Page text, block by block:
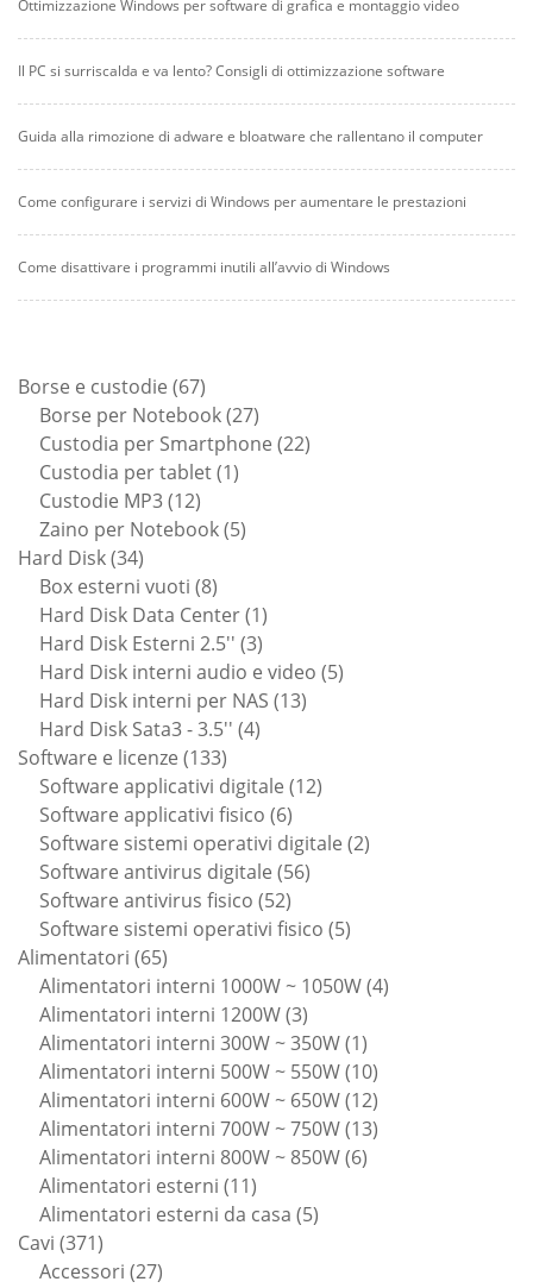
Ottimizzazione Windows per software di grafica e montaggio video
Il PC si surriscalda e va lento? Consigli di ottimizzazione software
Guida alla rimozione di adware e bloatware che rallentano il computer
Come configurare i servizi di Windows per aumentare le prestazioni
Come disattivare i programmi inutili all’avvio di Windows
Borse e custodie 6767
prodotti
Borse per Notebook 2727
prodotti
Custodia per Smartphone 2222
Custodia per tablet 11
Custodie MP3 1212
prodotti
Zaino per Notebook 55
Hard Disk 3434
prodotti
Box esterni vuoti 88
prodotti
Hard Disk Data Center 11
prodotto
Hard Disk Esterni 2.5'' 33
prodotti
Hard Disk interni audio e video 55
Hard Disk interni per NAS 1313
Hard Disk Sata3 - 3.5'' 44
Software e licenze 133133
prodotti
Software applicativi digitale 1212
Software applicativi fisico 66
prodotti
Software sistemi operativi digitale 22
Software antivirus digitale 5656
Software antivirus fisico 5252
prodotti
Software sistemi operativi fisico 55
Alimentatori 6565
prodotti
Alimentatori interni 1000W ~ 1050W 44
Alimentatori interni 1200W 33
prodotti
Alimentatori interni 300W ~ 350W 11
prodotto
Alimentatori interni 500W ~ 550W 1010
prodotti
Alimentatori interni 600W ~ 650W 1212
prodotti
Alimentatori interni 700W ~ 750W 1313
Alimentatori interni 800W ~ 850W 66
Alimentatori esterni 1111
prodotti
Alimentatori esterni da casa 55
Cavi 371371
prodotti
Accessori 2727